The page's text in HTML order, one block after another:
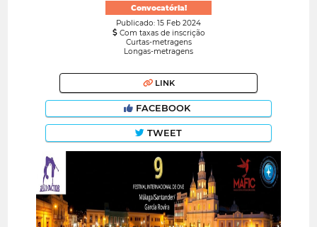
Convocatória!
Publicado: 15 Feb 2024
Com taxas de inscrição
Curtas-metragens
Longas-metragens
LINK
FACEBOOK
TWEET